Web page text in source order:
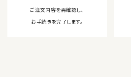
ご注文内容を再確認し、
お手続きを完了します。